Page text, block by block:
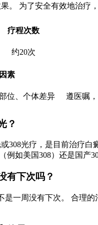
。 为了安全有效地治疗
疗程次数
约20次
素
位、个体差异 遵医嘱
？
308光疗，是目前治疗
例如美国308）还是国
有下次吗？
是一周没有下次。 合理